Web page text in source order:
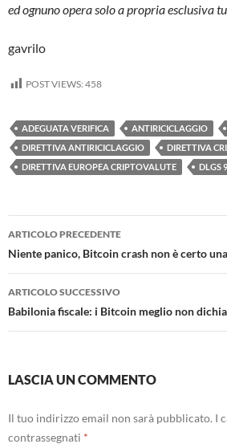
ed ognuno opera solo a propria esclusiva
gavrilo
POST VIEWS: 458
ADEGUATA VERIFICA ANTIRICICLAGGIO
DIRETTIVA ANTIRICICLAGGIO
DIRETTIVA
DIRETTIVA EUROPEA CRIPTOVALUTE
DLGS
Navigazione
articolo
ARTICOLO PRECEDENTE
Niente panico, Bitcoin crash non è certo
ARTICOLO SUCCESSIVO
Babilonia fiscale: i Bitcoin meglio non
LASCIA UN COMMENTO
Il tuo indirizzo email non sarà pubblicato. I
contrassegnati *